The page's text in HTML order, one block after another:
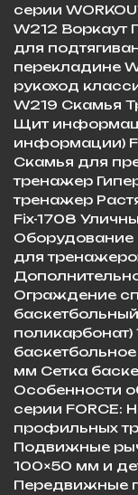
серии
W212 Воркаут
для
перекладине
рукоход
W219 Скамья
Щит
информации)
Скамья для
тренажер
тренажер
Fix-1708
Оборудование
для
Ограждение
мм Сетка
Особенности
серии FORCE:
профильных
Подвижные
100×50 мм и
Передвижные